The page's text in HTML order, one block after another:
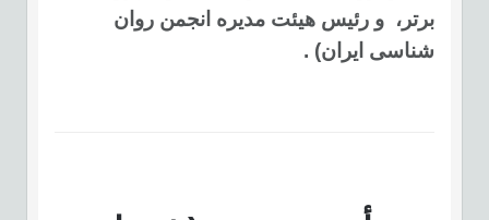
برتر،
و رئیس هیئت مدیره انجمن روان
شناسی ایران) .